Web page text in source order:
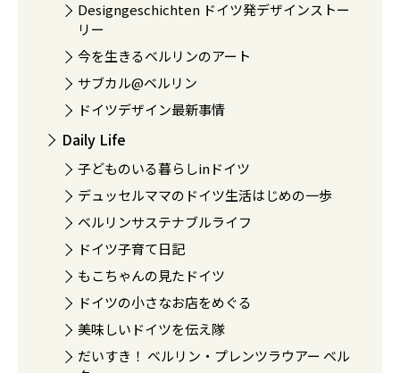
Designgeschichten ドイツ発デザインストー
リー
今を生きるベルリンのアート
サブカル@ベルリン
ドイツデザイン最新事情
Daily Life
子どものいる暮らしinドイツ
デュッセルママのドイツ生活はじめの一歩
ベルリンサステナブルライフ
ドイツ子育て日記
もこちゃんの見たドイツ
ドイツの小さなお店をめぐる
美味しいドイツを伝え隊
だいすき！ ベルリン・プレンツラウアー ベル